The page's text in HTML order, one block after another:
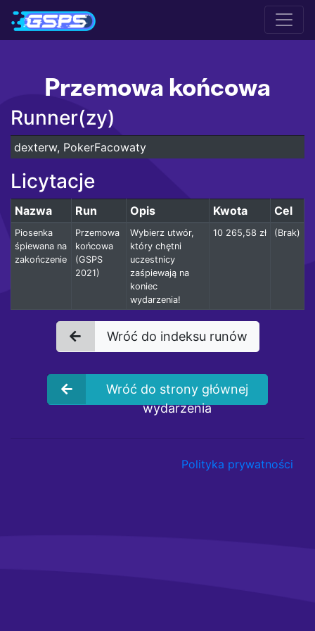
Przemowa końcowa
Runner(zy)
dexterw, PokerFacowaty
Licytacje
Nazwa Run Opis Kwota Cel
Piosenka
śpiewana na
zakończenie
Przemowa
końcowa
(GSPS
2021)
Wybierz utwór,
który chętni
uczestnicy
zaśpiewają na
koniec
wydarzenia!
10 265,58 zł (Brak)
Wróć do indeksu runów
Wróć do strony głównej
wydarzenia
Polityka prywatności